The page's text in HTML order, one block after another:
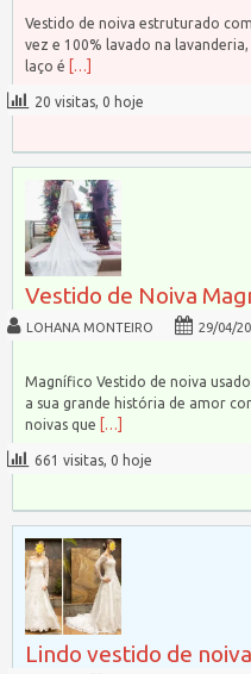
Vestido de noiva estruturado
vez e 100% lavado na
laço é […]
20 visitas, 0 hoje
Vestido de Noiva
LOHANA MONTEIRO 29/04/
Magnífico Vestido de noiva
a sua grande história de amor
noivas que […]
661 visitas, 0 hoje
Lindo vestido de